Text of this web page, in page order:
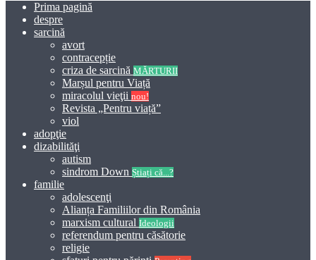
Prima pagină
despre
sarcină
avort
contracepție
criza de sarcină MĂRTURII
Marșul pentru Viață
miracolul vieţii nou!
Revista „Pentru viață”
viol
adopţie
dizabilităţi
autism
sindrom Down Știați că...?
familie
adolescenţi
Alianța Familiilor din România
marxism cultural Ideologii
referendum pentru căsătorie
religie